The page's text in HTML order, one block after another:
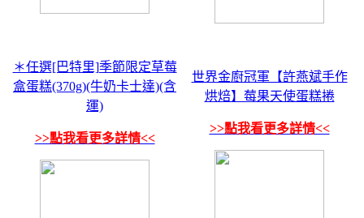
＊任選[巴特里]季節限定草莓
盒蛋糕(370g)(牛奶卡士達)(含
運)
>>點我看更多詳情<<
世界金廚冠軍【許燕斌手作
烘焙】莓果天使蛋糕捲
>>點我看更多詳情<<